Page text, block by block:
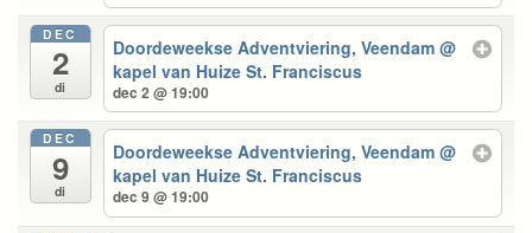
DEC
2
di
Doordeweekse Adventviering, Veendam@
kapel van Huize St. Franciscus
dec 2 @ 19:00
DEC
9
di
Doordeweekse Adventviering, Veendam@
kapel van Huize St. Franciscus
dec 9 @ 19:00